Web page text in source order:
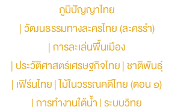
เยาวชนฯ
ภูมิปัญญาไทย
วัฒนธรรมทางละครไทย (ละครรำ)
การละเล่นพื้นเมือง
ประวัติศาสตร์เศรษฐกิจไทย ชาติพันธ์ุ
เฟิร์นไทย ไม้ในวรรณคดีไทย (ตอน ๑)
การทำงานใต้น้ำ ระบบวิทยุ